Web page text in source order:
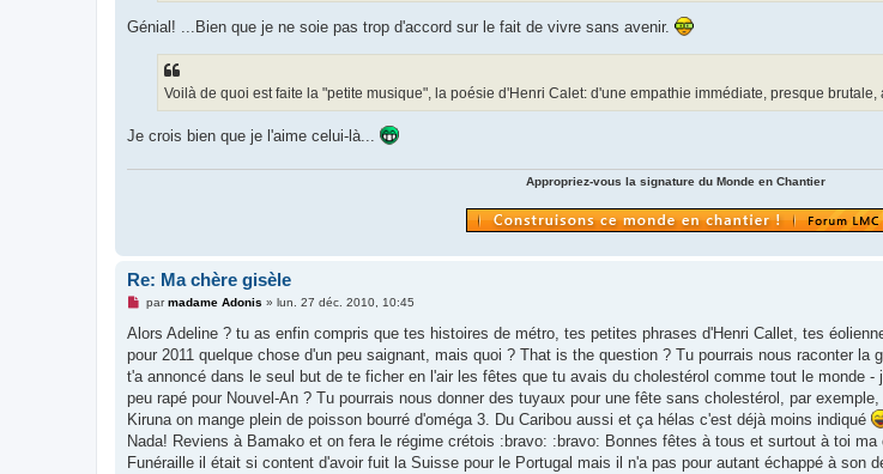
l
Génial! ...Bien que je ne soie pas trop d'accord sur le fait de vivre sans avenir.
Voilà de quoi est faite la "petite musique", la poésie d'Henri Calet: d'une empathie immédiate, presque
Je crois bien que je l'aime celui-là...
Appropriez-vous la signature du Monde en Chantier
Re: Ma chère gisèle
M
s
a
g
n
o
l
u
parmadame Adonis » lun. 27 déc. 2010, 10:45
Alors Adeline ? tu as enfin compris que tes histoires de métro, tes petites phrases d'Henri Callet, tes
pour 2011 quelque chose d'un peu saignant, mais quoi ? That is the question ? Tu pourrais nous raconter la
t'a annoncé dans le seul but de te ficher en l'air les fêtes que tu avais du cholestérol comme tout le monde
peu rapé pour Nouvel-An ? Tu pourrais nous donner des tuyaux pour une fête sans cholestérol, par
Kiruna on mange plein de poisson bourré d'oméga 3. Du Caribou aussi et ça hélas c'est déjà moins indiqué
Nada! Reviens à Bamako et on fera le régime crétois :bravo: :bravo: Bonnes fêtes à tous et surtout à toi ma
Funéraille il était si content d'avoir fuit la Suisse pour le Portugal mais il n'a pas pour autant échappé à son